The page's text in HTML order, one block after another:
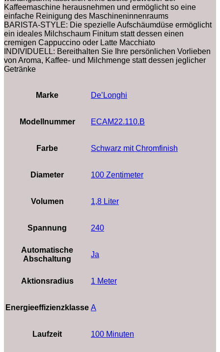
Kaffeemaschine herausnehmen und ermöglicht so eine
einfache Reinigung des Maschineninnenraums
BARISTA-STYLE: Die spezielle Aufschäumdüse ermöglicht
ein ideales Milchschaum Finitum statt dessen einen
cremigen Cappuccino oder Latte Macchiato
INDIVIDUELL: Bereithalten Sie Ihre persönlichen Vorlieben
von Aroma, Kaffee- und Milchmenge statt dessen jeglicher
Getränke
Marke ‎De’Longhi
Modellnummer ‎ECAM22.110.B
Farbe Schwarz mit Chromfinish
Diameter ‎100 Zentimeter
Volumen ‎1,8 Liter
Spannung ‎240
Automatische
Abschaltung
‎Ja
Aktionsradius ‎1 Meter
Energieeffizienzklasse ‎A
Laufzeit ‎100 Minuten